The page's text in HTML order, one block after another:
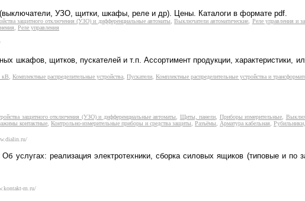
(выключатели, УЗО, щитки, шкафы, реле и др). Цены. Каталоги в формате pdf.
защитного отключения (УЗО) и дифференциальные автоматы ,Выключатели автоматические Реле управления и
Реле управления
шкафов, щитков, пускателей и т.п. Ассортимент продукции, характеристики,
кВ Комплектные распределительные устройства Пускатели Комплектные распределительные устройства и
защитного отключения (УЗО) и дифференциальные автоматы, Щиты, панели, Приборы измерительные,
контактные, Контрольно-измерительные приборы и средства защиты, Разъёмы, Арматура кабельная,
услугах: реализация электротехники, сборка силовых ящиков (типовые и по
m.ru/